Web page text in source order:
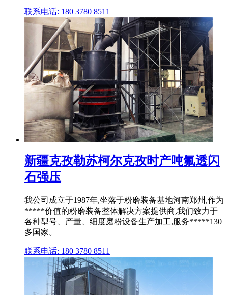
联系电话: 180 3780 8511
新疆克孜勒苏柯尔克孜时产吨氟透闪
石强压
我公司成立于1987年,坐落于粉磨装备基地河南郑州,作为
*****价值的粉磨装备整体解决方案提供商,我们致力于
各种型号、产量、细度磨粉设备生产加工,服务*****130
多国家。
联系电话: 180 3780 8511